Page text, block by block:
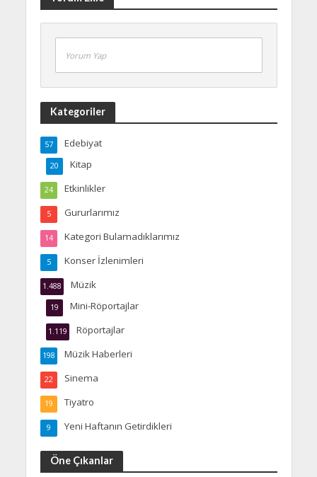
Yorum Yap
Kategoriler
Edebiyat
57
Kitap
20
Etkinlikler
24
Gururlarımız
5
Kategori Bulamadıklarımız
14
Konser İzlenimleri
5
Müzik
1.488
Mini-Röportajlar
19
Röportajlar
1.119
Müzik Haberleri
198
Sinema
22
Tiyatro
19
Yeni Haftanın Getirdikleri
9
Öne Çıkanlar